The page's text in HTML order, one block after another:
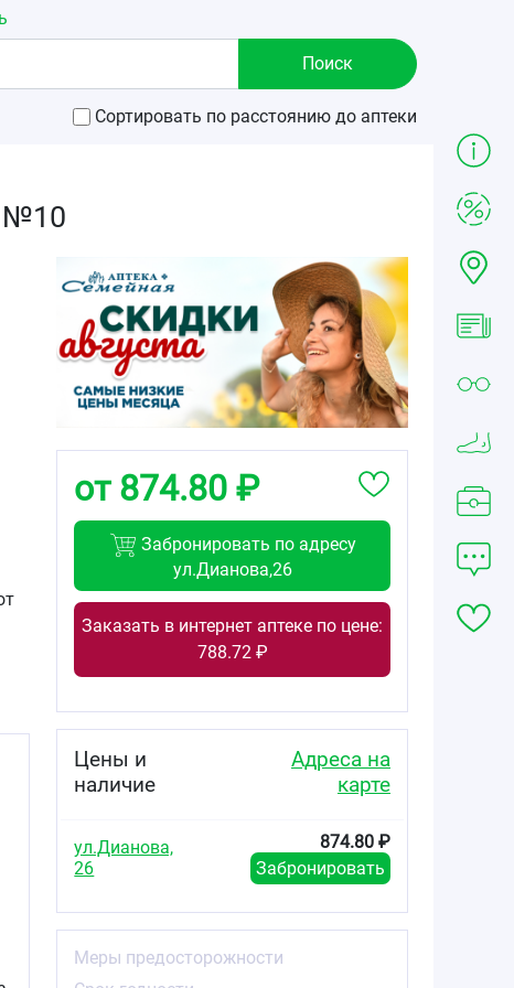
Сортировать по расстоянию до аптеки
№10
от 874.80 ₽
Забронировать по адресу
ул.Дианова,26
Заказать в интернет аптеке по цене:
788.72 ₽
Цены и
наличие
Адреса на
карте
ул.Дианова,
26
874.80 ₽
Забронировать
Меры предосторожности